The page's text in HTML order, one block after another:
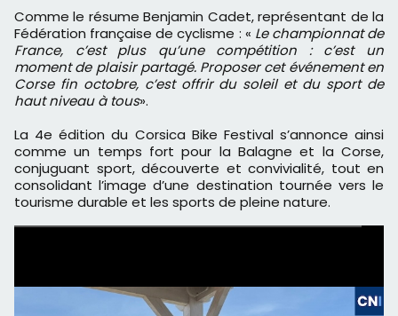
Comme le résume Benjamin Cadet, représentant de la
Fédération française de cyclisme : « Le championnat de
France, c’est plus qu’une compétition : c’est un
moment de plaisir partagé. Proposer cet événement en
Corse fin octobre, c’est offrir du soleil et du sport de
haut niveau à tous».
La 4e édition du Corsica Bike Festival s’annonce ainsi
comme un temps fort pour la Balagne et la Corse,
conjuguant sport, découverte et convivialité, tout en
consolidant l’image d’une destination tournée vers le
tourisme durable et les sports de pleine nature.